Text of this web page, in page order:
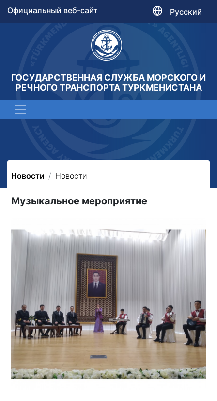
Официальный веб-сайт Русский
ГОСУДАРСТВЕННАЯ СЛУЖБА МОРСКОГО И
РЕЧНОГО ТРАНСПОРТА ТУРКМЕНИСТАНА
Новости Новости
Музыкальное мероприятие